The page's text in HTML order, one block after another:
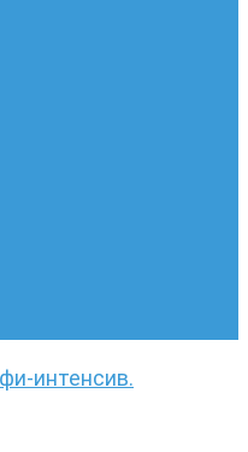
интенсив.